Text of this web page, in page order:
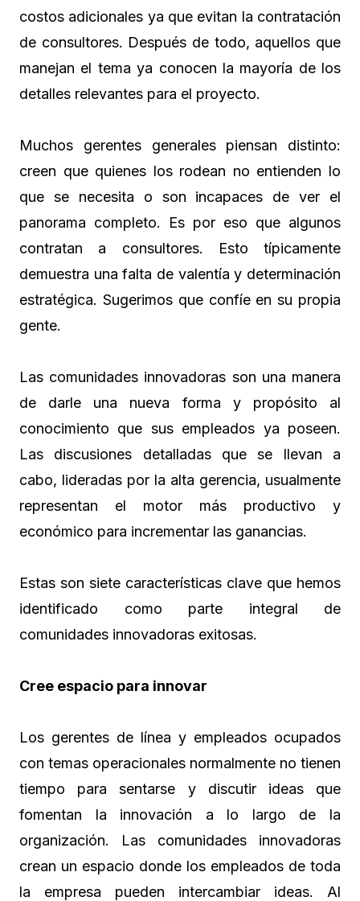
costos adicionales ya que evitan la contratación
de consultores. Después de todo, aquellos que
manejan el tema ya conocen la mayoría de los
detalles relevantes para el proyecto.
Muchos gerentes generales piensan distinto:
creen que quienes los rodean no entienden lo
que se necesita o son incapaces de ver el
panorama completo. Es por eso que algunos
contratan a consultores. Esto típicamente
demuestra una falta de valentía y determinación
estratégica. Sugerimos que confíe en su propia
gente.
Las comunidades innovadoras son una manera
de darle una nueva forma y propósito al
conocimiento que sus empleados ya poseen.
Las discusiones detalladas que se llevan a
cabo, lideradas por la alta gerencia, usualmente
representan el motor más productivo y
económico para incrementar las ganancias.
Estas son siete características clave que hemos
identificado como parte integral de
comunidades innovadoras exitosas.
Cree espacio para innovar
Los gerentes de línea y empleados ocupados
con temas operacionales normalmente no tienen
tiempo para sentarse y discutir ideas que
fomentan la innovación a lo largo de la
organización. Las comunidades innovadoras
crean un espacio donde los empleados de toda
la empresa pueden intercambiar ideas. Al